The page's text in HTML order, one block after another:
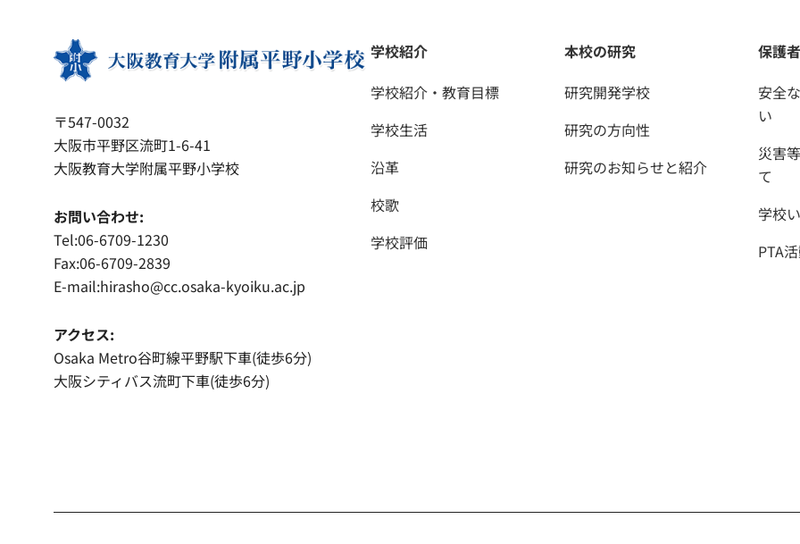
〒547-0032
大阪市平野区流町1-6-41
大阪教育大学附属平野小学校
お問い合わせ:
Tel:06-6709-1230
Fax:06-6709-2839
E-mail:hirasho@cc.osaka-kyoiku.ac.jp
アクセス:
Osaka Metro谷町線平野駅下車(徒歩6分)
大阪シティバス流町下車(徒歩6分)
学校紹介
学校紹介・教育目標
学校生活
沿革
校歌
学校評価
本校の研究
研究開発学校
研究の方向性
研究のお知らせと紹介
保護
安全
い
災害
て
学校
PTA